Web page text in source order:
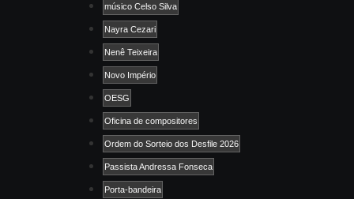
músico Celso Silva
Nayra Cezari
Nenê Teixeira
Novo Império
OESG
Oficina de compositores
Ordem do Sorteio dos Desfile 2026
Passista Andressa Fonseca
Porta-bandeira